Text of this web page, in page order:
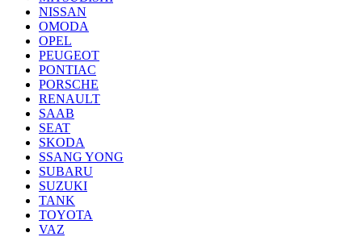
NISSAN
OMODA
OPEL
PEUGEOT
PONTIAC
PORSCHE
RENAULT
SAAB
SEAT
SKODA
SSANG YONG
SUBARU
SUZUKI
TANK
TOYOTA
VAZ